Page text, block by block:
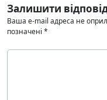
Залишити
Ваша e-mail адреса не
позначені *